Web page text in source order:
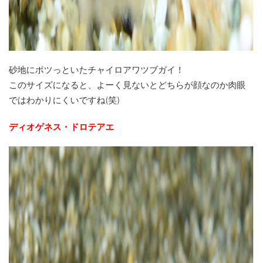
砂地にポツっといたチャイロアワツブガイ！
このサイズになると、よーく見ないとどちらが顔なのか肉眼
ではわかりにくいですね(笑)
ディオゲネス・ドロテアエ